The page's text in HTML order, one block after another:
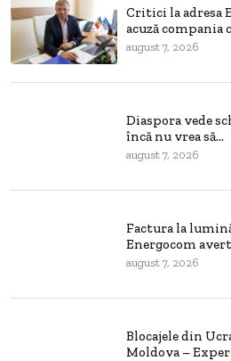
Critici la adresa
acuză compania
august 7, 2026
Diaspora vede
încă nu vrea să...
august 7, 2026
Factura la
Energocom
august 7, 2026
Blocajele din
Moldova –